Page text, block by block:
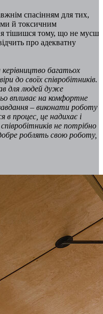
спасінням для тих,
й токсичним
тішишся тому, що не мусш
про адекватну
багатьох
до своїх співробітників.
для людей дуже
впливає на комфортне
– виконати роботу
в процес, це надихає і
не потрібно
роблять свою роботу,